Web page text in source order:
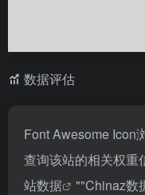
数据评估
Font Awesome Icon
查询该站的相关权重
站数据
""Chinaz数